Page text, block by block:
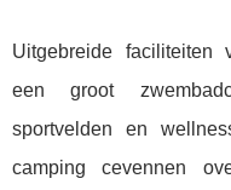
Uitgebreide faciliteiten
een groot
sportvelden en
camping cevennen